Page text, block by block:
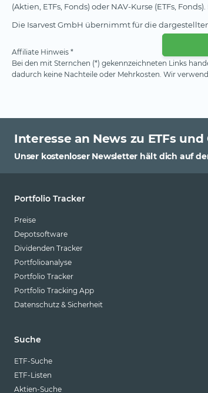
(Aktien, ETFs, Fonds) oder NAV-Kurse (ETFs,
Die Isarvest GmbH übernimmt für die
Affiliate Hinweis *
Bei den mit Sternchen (*) gekennzeichneten Links
dadurch keine Nachteile oder Mehrkosten. Wir
Interesse an News zu ETFs und
Unser kostenloser Newsletter hält dich auf
Portfolio Tracker
Preise
Depotsoftware
Dividenden Tracker
Portfolioanalyse
Portfolio Tracker
Portfolio Tracking App
Datenschutz & Sicherheit
Suche
ETF-Suche
ETF-Listen
Aktien-Suche